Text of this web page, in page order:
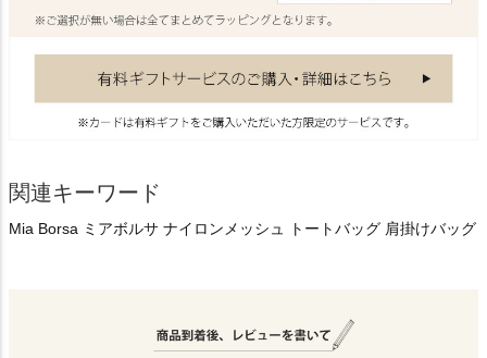
関連キーワード
Mia Borsa ミアボルサ ナイロンメッシュ トートバッグ 肩掛けバッグ